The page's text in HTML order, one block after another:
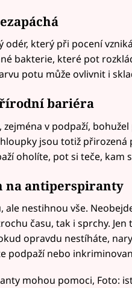
odér, který při pocení
bakterie, které pot
potu může ovlivnit i
bariéra
v podpaží,
jsou totiž
oholíte, pot si teče, kam
na antiperspiranty
nestihnou vše.
času, tak i sprchy.
opravdu nestíháte,
podpaží nebo
mohou pomoci, Foto: